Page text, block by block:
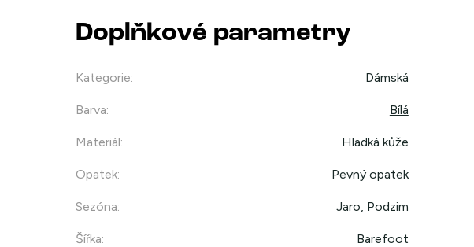
Doplňkové parametry
Kategorie: Dámská
Barva: Bílá
Materiál: Hladká kůže
Opatek: Pevný opatek
Sezóna: Jaro Podzim
Šířka: Barefoot